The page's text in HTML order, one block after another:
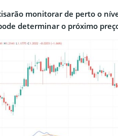
monitorar de perto o
determinar o próximo